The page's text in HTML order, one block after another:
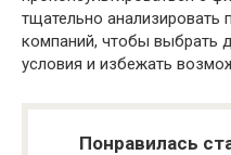
тщательно анализировать
компаний, чтобы выбрать
условия и избежать
Понравилась